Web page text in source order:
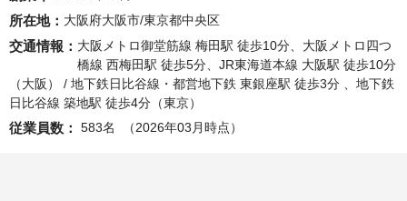
所在地： 大阪府大阪市/東京都中央区
交通情報： 大阪メトロ御堂筋線 梅田駅 徒歩10分、大阪メトロ四つ
橋線 西梅田駅 徒歩5分、JR東海道本線 大阪駅 徒歩10分
（大阪） / 地下鉄日比谷線・都営地下鉄 東銀座駅 徒歩3分 、地下鉄
日比谷線 築地駅 徒歩4分（東京）
従業員数： 583名 （2026年03月時点）